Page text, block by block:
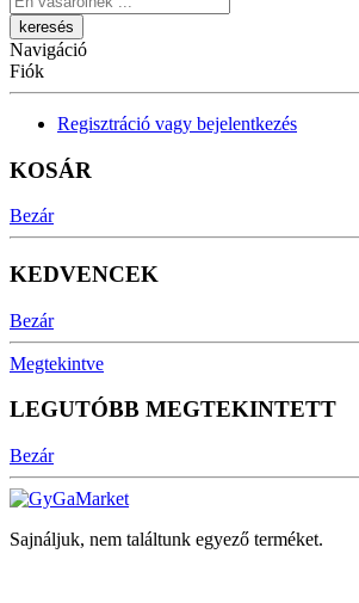
Navigáció
Fiók
Regisztráció vagy bejelentkezés
KOSÁR
Bezár
KEDVENCEK
Bezár
Megtekintve
LEGUTÓBB MEGTEKINTETT
Bezár
Sajnáljuk, nem találtunk egyező terméket.